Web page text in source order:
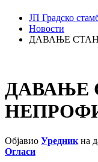
ЈП Градско
Новости
ДАВАЊЕ
ДАВАЊЕ
Објавио Уредник на
Огласи